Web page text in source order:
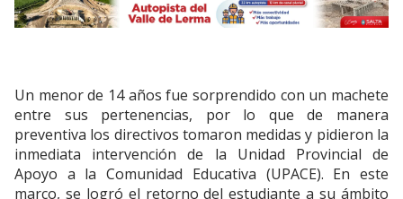
Un menor de 14 años fue sorprendido con un machete
entre sus pertenencias, por lo que de manera
preventiva los directivos tomaron medidas y pidieron la
inmediata intervención de la Unidad Provincial de
Apoyo a la Comunidad Educativa (UPACE). En este
marco, se logró el retorno del estudiante a su ámbito